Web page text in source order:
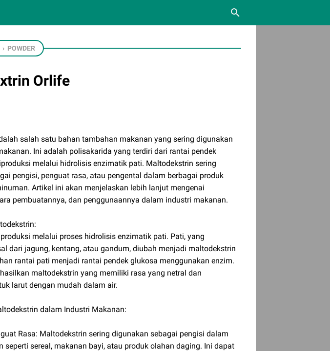
› POWDER
Orlife
salah satu bahan tambahan makanan yang sering digunakan
Ini adalah polisakarida yang terdiri dari rantai pendek
melalui hidrolisis enzimatik pati. Maltodekstrin sering
pengisi, penguat rasa, atau pengental dalam berbagai produk
Artikel ini akan menjelaskan lebih lanjut mengenai
pembuatannya, dan penggunaannya dalam industri makanan.
melalui proses hidrolisis enzimatik pati. Pati, yang
dari jagung, kentang, atau gandum, diubah menjadi maltodekstrin
rantai pati menjadi rantai pendek glukosa menggunakan enzim.
maltodekstrin yang memiliki rasa yang netral dan
larut dengan mudah dalam air.
dalam Industri Makanan:
Rasa: Maltodekstrin sering digunakan sebagai pengisi dalam
seperti sereal, makanan bayi, atau produk olahan daging. Ini dapat